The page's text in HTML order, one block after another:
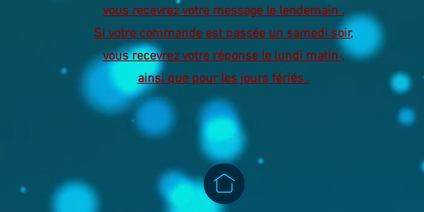
vous recevrez votre message le lendemain .
Si votre commande est passée un samedi soir,
vous recevrez votre réponse le lundi matin ,
ainsi que pour les jours fériés .